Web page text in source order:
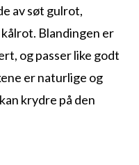
av søt gulrot,
Blandingen er
og passer like godt
er naturlige og
krydre på den